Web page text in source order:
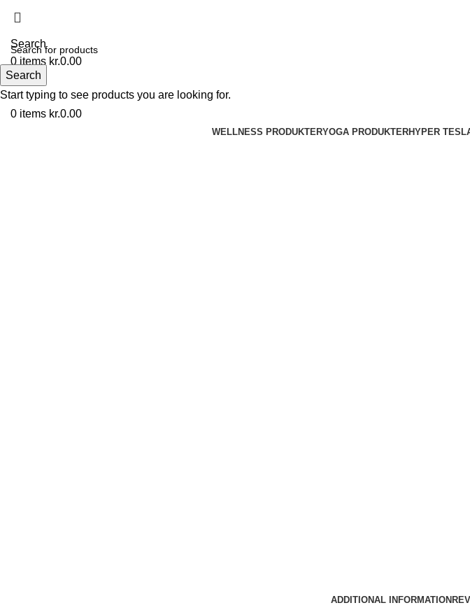
Search
0 items kr.0.00
Menu
0 items kr.0.00
WELLNESS PRODUKTERYOGA PRODUKTERHYPER
ADDITIONAL INFORMATION
Search
Start typing to see products you are looking for.